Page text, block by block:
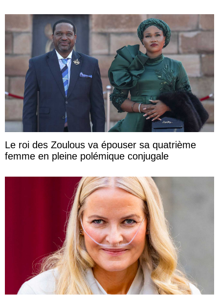
Le roi des Zoulous va épouser sa quatrième
femme en pleine polémique conjugale